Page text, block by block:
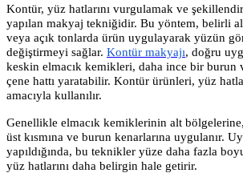
Kontür, yüz hatlarını vurgulamak ve
yapılan makyaj tekniğidir. Bu yöntem, belirli
veya açık tonlarda ürün uygulayarak yüzün
değiştirmeyi sağlar. Kontür makyajı, doğru
keskin elmacık kemikleri, daha ince bir burun
çene hattı yaratabilir. Kontür ürünleri, yüz
amacıyla kullanılır.
Genellikle elmacık kemiklerinin alt bölgelerine,
üst kısmına ve burun kenarlarına uygulanır.
yapıldığında, bu teknikler yüze daha fazla
yüz hatlarını daha belirgin hale getirir.